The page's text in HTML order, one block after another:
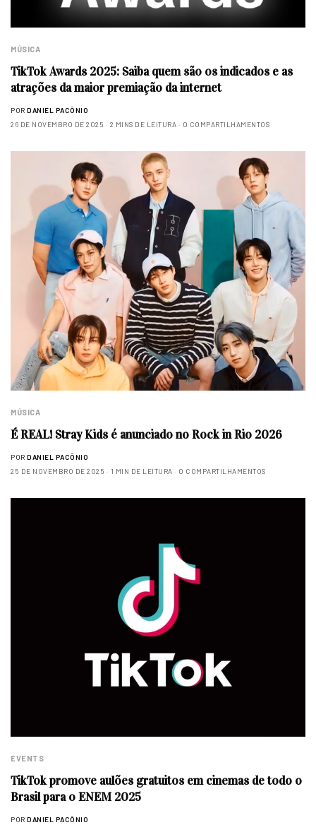
MÚSICA
TikTok Awards 2025: Saiba quem são os indicados e as
atrações da maior premiação da internet
POR DANIEL PACÔNIO
26 DE NOVEMBRO DE 2025
2 MINS DE LEITURA 0 COMPARTILHAMENTOS
MÚSICA
É REAL! Stray Kids é anunciado no Rock in Rio 2026
POR DANIEL PACÔNIO
25 DE NOVEMBRO DE 2025
1 MIN DE LEITURA 0 COMPARTILHAMENTOS
EVENTS
TikTok promove aulões gratuitos em cinemas de todo o
Brasil para o ENEM 2025
POR DANIEL PACÔNIO